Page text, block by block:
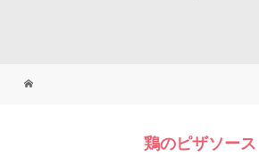
鶏のピザソース